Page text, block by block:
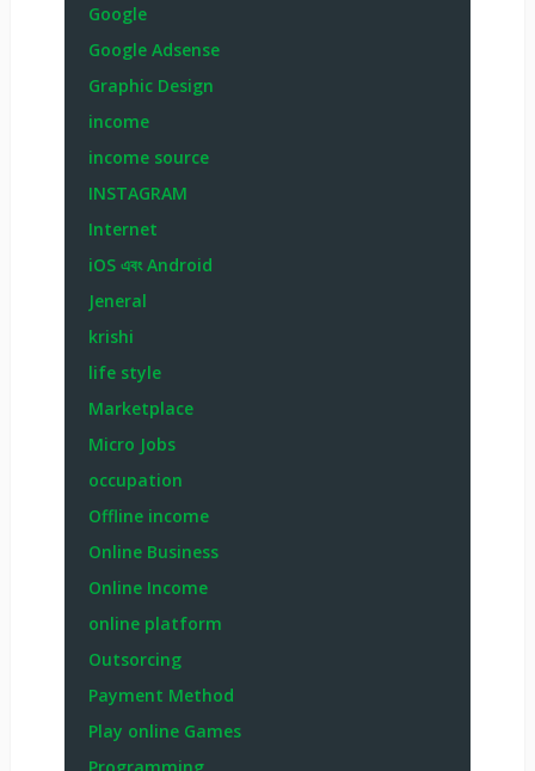
Google
Google Adsense
Graphic Design
income
income source
INSTAGRAM
Internet
iOS এবং Android
Jeneral
krishi
life style
Marketplace
Micro Jobs
occupation
Offline income
Online Business
Online Income
online platform
Outsorcing
Payment Method
Play online Games
Programming